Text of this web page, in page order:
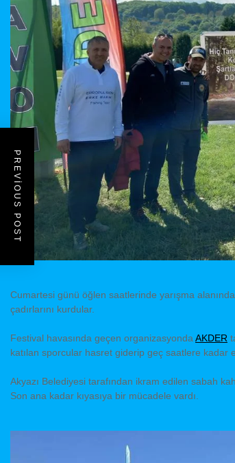
Cumartesi günü öğlen saatlerinde yarışma
çadırlarını kurdular.
Festival havasında geçen organizasyonda AKDER
katılan sporcular hasret giderip geç saatlere kadar
Akyazı Belediyesi tarafından ikram edilen sabah
Son ana kadar kıyasıya bir mücadele vardı.
PREVIOUS POST